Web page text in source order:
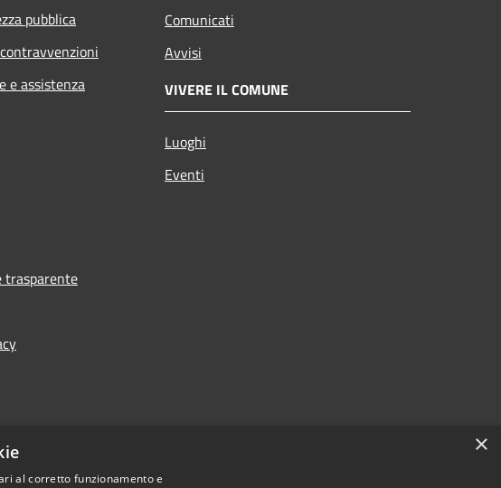
pubblica
e assistenza
Comunicati
Avvisi
VIVERE IL COMUNE
Luoghi
Eventi
trasparente
×
al corretto funzionamento e